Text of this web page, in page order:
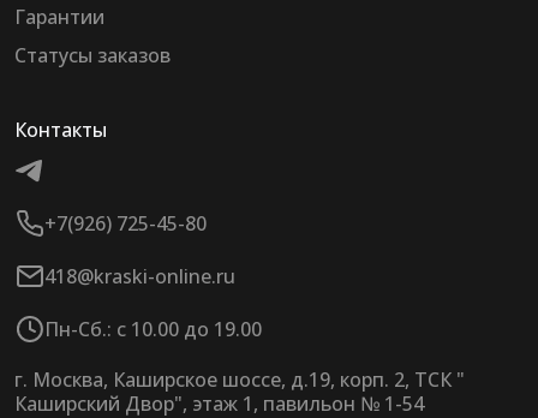
Гарантии
Статусы заказов
Контакты
+7(926) 725-45-80
418@kraski-online.ru
Пн-Сб.: с 10.00 до 19.00
г. Москва, Каширское шоссе, д.19, корп. 2, ТСК "
Каширский Двор", этаж 1, павильон № 1-54